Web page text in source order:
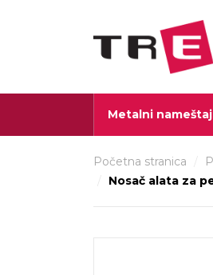
Metalni nameštaj
Početna stranica
Nosač alata za